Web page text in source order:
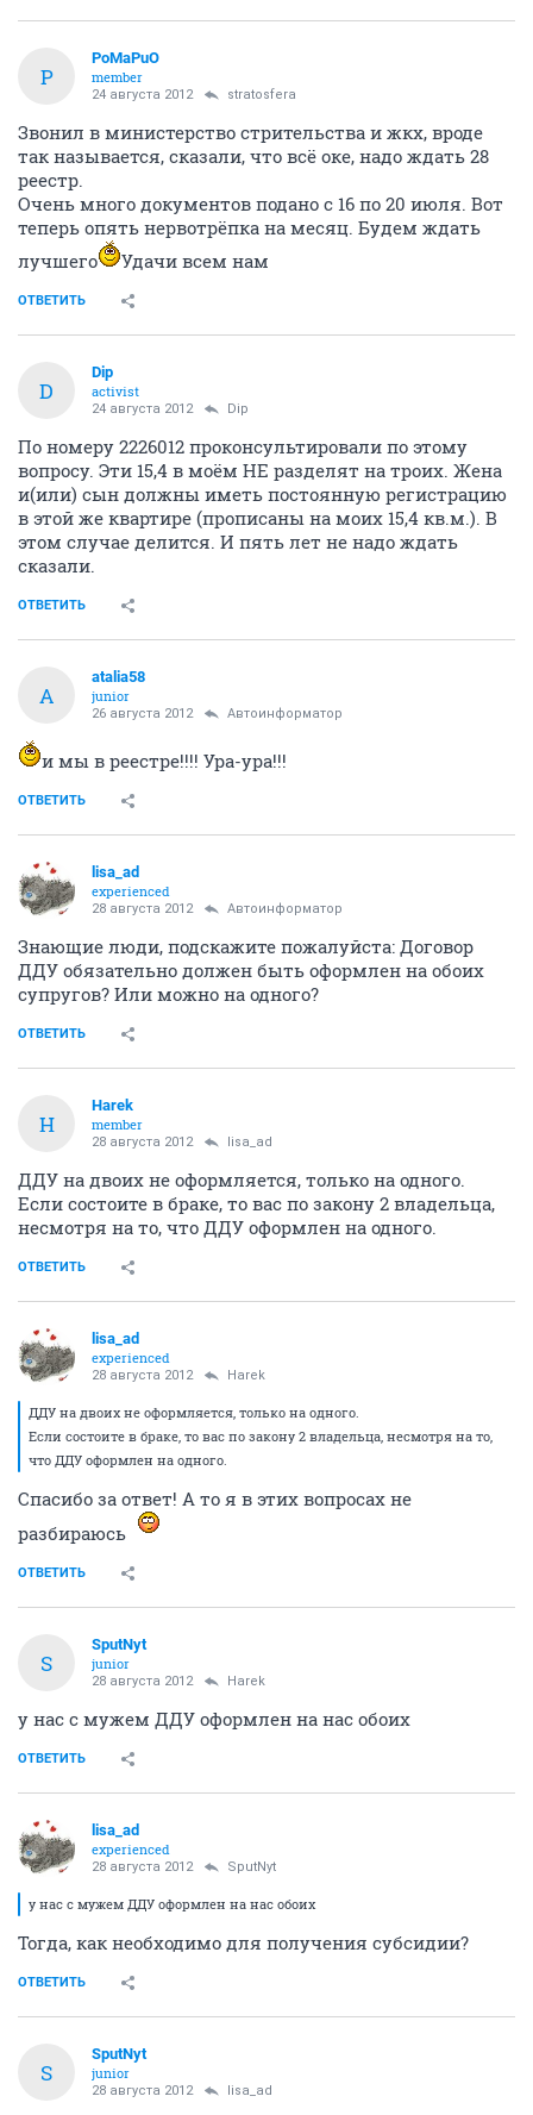
P
PoMaPuO
member
24 августа 2012 stratosfera
Звонил в министерство стрительства и жкх, вроде
так называется, сказали, что всё оке, надо ждать 28
реестр.
Очень много документов подано с 16 по 20 июля. Вот
теперь опять нервотрёпка на месяц. Будем ждать
лучшего
Удачи всем нам
ОТВЕТИТЬ
D
Dip
activist
24 августа 2012 Dip
По номеру 2226012 проконсультировали по этому
вопросу. Эти 15,4 в моём НЕ разделят на троих. Жена
и(или) сын должны иметь постоянную регистрацию
в этой же квартире (прописаны на моих 15,4 кв.м.). В
этом случае делится. И пять лет не надо ждать
сказали.
ОТВЕТИТЬ
A
atalia58
junior
26 августа 2012 Автоинформатор
и мы в реестре!!!! Ура-ура!!!
ОТВЕТИТЬ
lisa_ad
experienced
28 августа 2012 Автоинформатор
Знающие люди, подскажите пожалуйста: Договор
ДДУ обязательно должен быть оформлен на обоих
супругов? Или можно на одного?
ОТВЕТИТЬ
H
Harek
member
28 августа 2012 lisa_ad
ДДУ на двоих не оформляется, только на одного.
Если состоите в браке, то вас по закону 2 владельца,
несмотря на то, что ДДУ оформлен на одного.
ОТВЕТИТЬ
lisa_ad
experienced
28 августа 2012 Harek
ДДУ на двоих не оформляется, только на одного.
Если состоите в браке, то вас по закону 2 владельца, несмотря на то,
что ДДУ оформлен на одного.
Спасибо за ответ! А то я в этих вопросах не
разбираюсь
ОТВЕТИТЬ
S
SputNyt
junior
28 августа 2012 Harek
у нас с мужем ДДУ оформлен на нас обоих
ОТВЕТИТЬ
lisa_ad
experienced
28 августа 2012 SputNyt
у нас с мужем ДДУ оформлен на нас обоих
Тогда, как необходимо для получения субсидии?
ОТВЕТИТЬ
S
SputNyt
junior
28 августа 2012 lisa_ad